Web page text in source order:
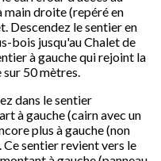
main droite (repéré en
Descendez le sentier en
bois jusqu'au Chalet de
à gauche qui rejoint la
50 mètres.
dans le sentier
à gauche (cairn avec un
plus à gauche (non
sentier revient vers le